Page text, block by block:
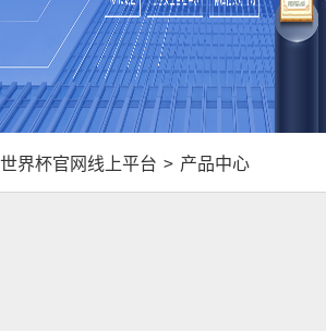
世界杯官网线上平台 > 产品中心